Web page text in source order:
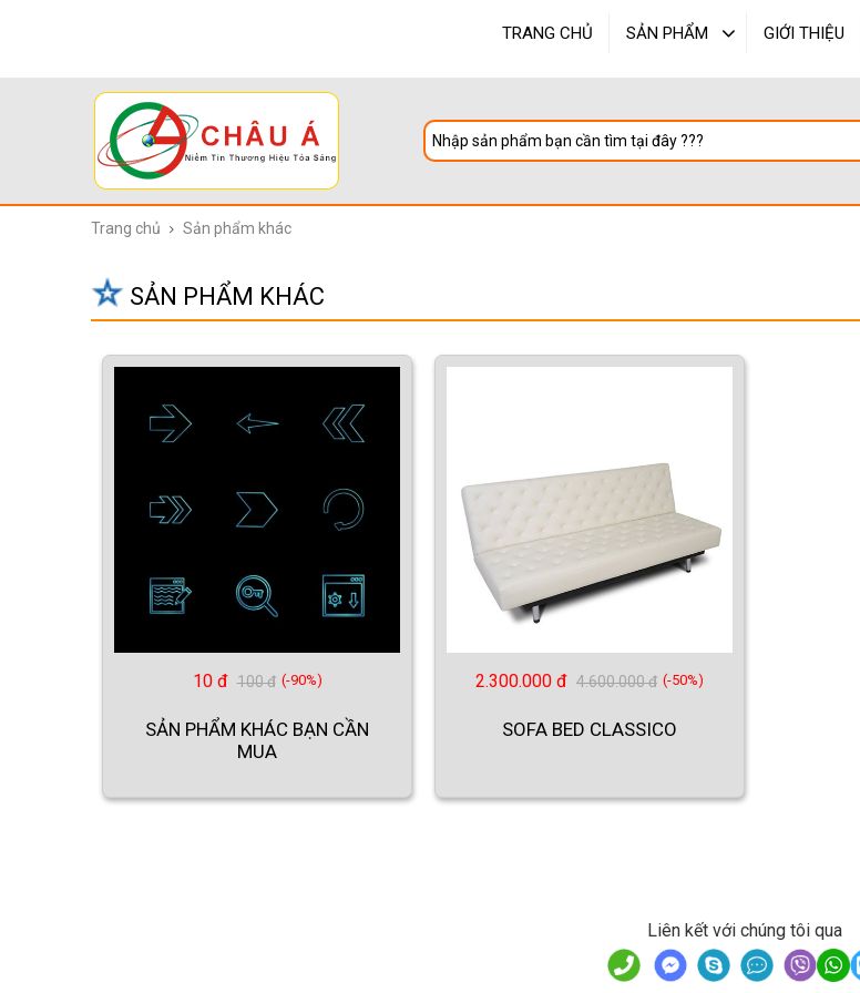
TRANG CHỦ SẢN PHẨM GIỚI THIỆU
Trang chủ Sản phẩm khác
SẢN PHẨM KHÁC
10 đ 100 đ (-90%)
SẢN PHẨM KHÁC BẠN CẦN
MUA
2.300.000 đ 4.600.000 đ (-50%)
SOFA BED CLASSICO
Liên kết với chúng tôi qua